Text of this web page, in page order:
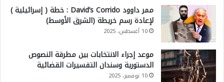
ي
ممر داوود David’s Corrido : خطة ( إسرائيلية )
لإعادة رسم خريطة (الشرق الأوسط)
10 أغسطس، 2025
موعد إجراء الانتخابات بين مطرقة النصوص
الدستورية وسندان التفسيرات القضائية
10 نوفمبر، 2025